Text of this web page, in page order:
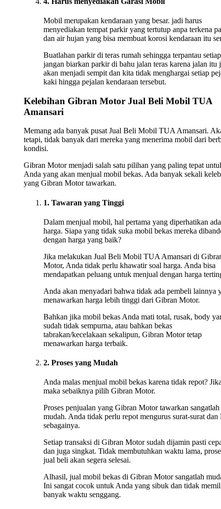
Mobil merupakan kendaraan yang besar. jadi harus
menyediakan tempat parkir yang tertutup anpa terkena
dan air hujan yang bisa membuat korosi kendaraan itu
Buatlahan parkir di teras rumah sehingga terpantau
jangan biarkan parkir di bahu jalan teras karena jalan itu
akan menjadi sempit dan kita tidak menghargai setiap
kaki hingga pejalan kendaraan tersebut.
Kelebihan Gibran Motor Jual Beli Mobil TUA
Amansari
Memang ada banyak pusat Jual Beli Mobil TUA Amansari.
tetapi, tidak banyak dari mereka yang menerima mobil dari
kondisi.
Gibran Motor menjadi salah satu pilihan yang paling tepat
Anda yang akan menjual mobil bekas. Ada banyak sekali
yang Gibran Motor tawarkan.
1. Tawaran yang Tinggi
Dalam menjual mobil, hal pertama yang diperhatikan
harga. Siapa yang tidak suka mobil bekas mereka
dengan harga yang baik?
Jika melakukan Jual Beli Mobil TUA Amansari di
Motor, Anda tidak perlu khawatir soal harga. Anda bisa
mendapatkan peluang untuk menjual dengan harga
Anda akan menyadari bahwa tidak ada pembeli lainnya
menawarkan harga lebih tinggi dari Gibran Motor.
Bahkan jika mobil bekas Anda mati total, rusak, body
sudah tidak sempurna, atau bahkan bekas
tabrakan/kecelakaan sekalipun, Gibran Motor tetap
menawarkan harga terbaik.
2. Proses yang Mudah
Anda malas menjual mobil bekas karena tidak repot?
maka sebaiknya pilih Gibran Motor.
Proses penjualan yang Gibran Motor tawarkan sangatlah
mudah. Anda tidak perlu repot mengurus surat-surat dan
sebagainya.
Setiap transaksi di Gibran Motor sudah dijamin pasti
dan juga singkat. Tidak membutuhkan waktu lama,
jual beli akan segera selesai.
Alhasil, jual mobil bekas di Gibran Motor sangatlah
Ini sangat cocok untuk Anda yang sibuk dan tidak
banyak waktu senggang.